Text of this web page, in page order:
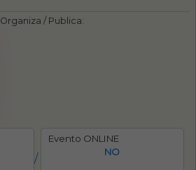
Organiza / Publica:
/
Evento ONLINE
NO